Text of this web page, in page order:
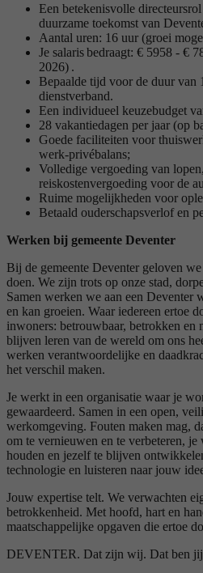
Een betekenisvolle
duurzame toekomst van
Aantal uren: 16 uur (groei
Je salaris bedraagt: € 5958 - €
2026) .
Bepaalde tijd voor de duur van
dienstverband.
Een individueel keuzebudget
28 vakantiedagen per jaar (op
Goede faciliteiten voor
werk‑privébalans;
Volledige vergoeding van
reiskostenvergoeding voor de
Ruime mogelijkheden voor
Betaald ouderschapsverlof en
Werken bij gemeente Deventer
Bij de gemeente Deventer geloven
doen. We zijn trots op onze stad,
Samen werken we aan een Deventer
en kan groeien. Waar iedereen ertoe
inwoners: betrouwbaar, betrokken en
blijven leren van de wereld om ons
werken verantwoordelijke en
het verschil maken.
Je werkt in een organisatie waar je
gewaardeerd. Samen in een open,
werkomgeving. Fouten maken mag,
om te vernieuwen en te verbeteren,
houden en jezelf te blijven
technologie en luisteren naar jouw
Jouw expertise telt. We verwachten
betrokkenheid. Met hoofd, hart en
maatschappelijke opgaven die ertoe
DEVENTER. Dat zijn wij. Dat ben